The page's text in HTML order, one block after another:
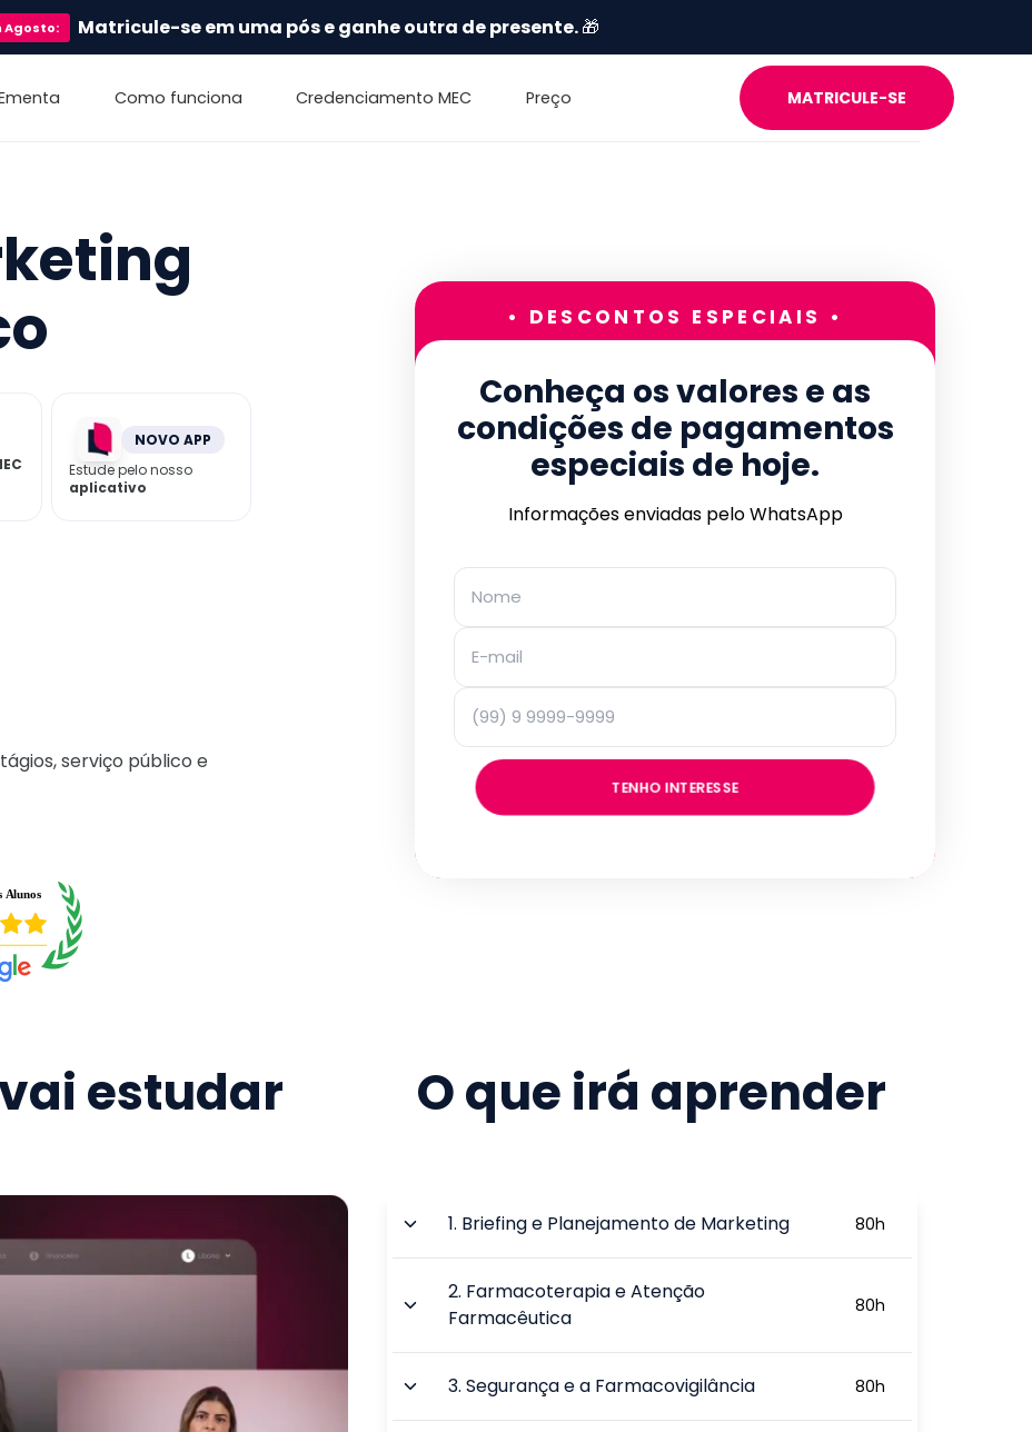
Agosto: Matricule-se em uma pós e ganhe outra de presente.🎁
Como funciona Credenciamento MEC Preço MATRICULE-SE
NOVO APP
Estude pelo nosso
aplicativo
serviço público e
• DESCONTOS ESPECIAIS •
Conheça os valores e as
condições de pagamentos
especiais de hoje.
Informações enviadas pelo WhatsApp
TENHO INTERESSE
estudar O que irá aprender
1. Briefing e Planejamento de Marketing 80h
2. Farmacoterapia e Atenção
Farmacêutica
80h
3.Segurança e a Farmacovigilância 80h